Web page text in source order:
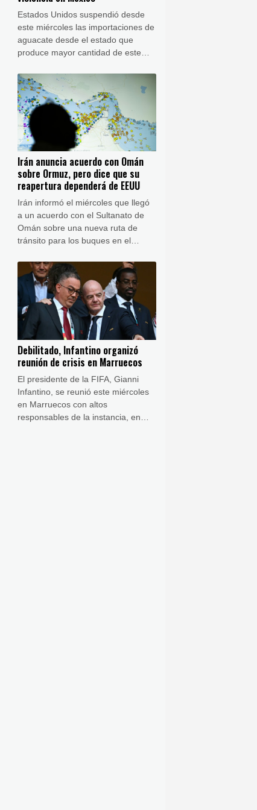
Estados Unidos suspendió desde
este miércoles las importaciones de
aguacate desde el estado que
produce mayor cantidad de este
por violencia.
Irán anuncia acuerdo con Omán
sobre Ormuz, pero dice que su
reapertura dependerá de EEUU
Irán informó el miércoles que llegó
a un acuerdo con el Sultanato de
Omán sobre una nueva ruta de
tránsito para los buques en el
son ribereños y que se encuentra
en el centro de las tensiones con
Estados Unidos.
Debilitado, Infantino organizó
reunión de crisis en Marruecos
El presidente de la FIFA, Gianni
Infantino, se reunió este miércoles
en Marruecos con altos
responsables de la instancia, en